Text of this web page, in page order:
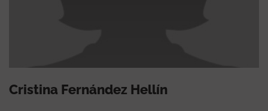
Cristina Fernández Hellín